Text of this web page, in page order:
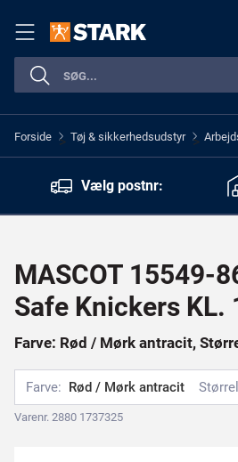
Forside > Tøj & sikkerhedsudstyr >
Vælg postnr:
MASCOT 15549-
Safe Knickers KL.
Farve: Rød / Mørk antracit,
Farve: Rød / Mørk antracit
Varenr. 2880 1737325